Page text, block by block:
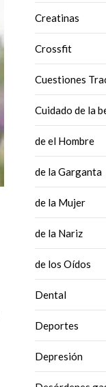
Creatinas
Crossfit
Cuestiones
Cuidado de la
de el Hombre
de la Garganta
de la Mujer
de la Nariz
de los Oídos
Dental
Deportes
Depresión